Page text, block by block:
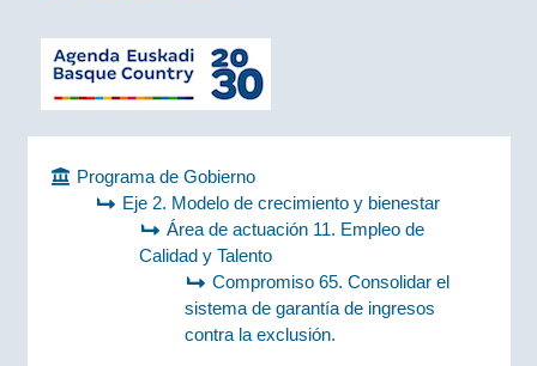
Programa de Gobierno
Eje 2. Modelo de crecimiento y bienestar
Área de actuación 11. Empleo de
Calidad y Talento
Compromiso 65. Consolidar el
sistema de garantía de ingresos
contra la exclusión.